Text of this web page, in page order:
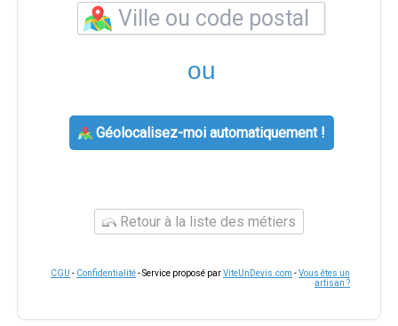
ou
Géolocalisez-moi automatiquement !
Retour à la liste des métiers
CGU - Confidentialité- Service proposé parViteUnDevis.com -Vous êtes un
artisan ?